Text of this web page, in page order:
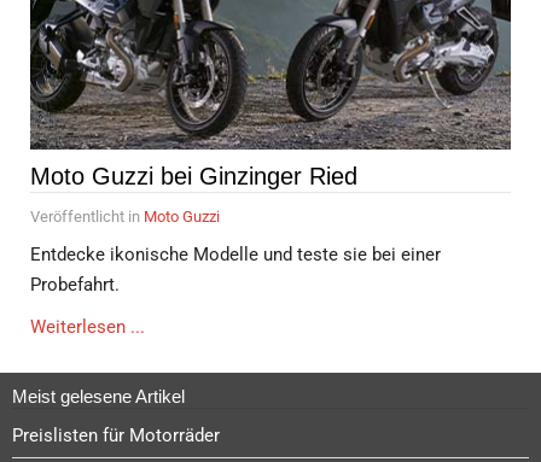
Moto Guzzi bei Ginzinger Ried
Veröffentlicht in Moto Guzzi
Entdecke ikonische Modelle und teste sie bei einer
Probefahrt.
Weiterlesen ...
Meist gelesene Artikel
Preislisten für Motorräder